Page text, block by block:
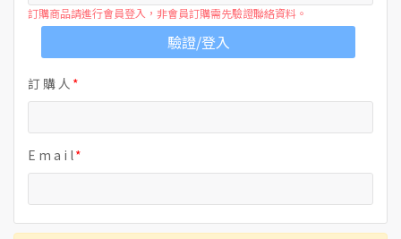
訂購商品請進行會員登入，非會員訂購需先驗證聯絡資料。
驗證/登入
訂 購 人
E m a i l